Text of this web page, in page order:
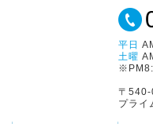
平日
土曜
〒540-
プライ